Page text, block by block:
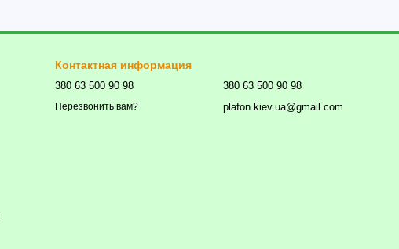
Контактная информация
380 63 500 90 98
Перезвонить вам?
380 63 500 90 98
plafon.kiev.ua@gmail.com